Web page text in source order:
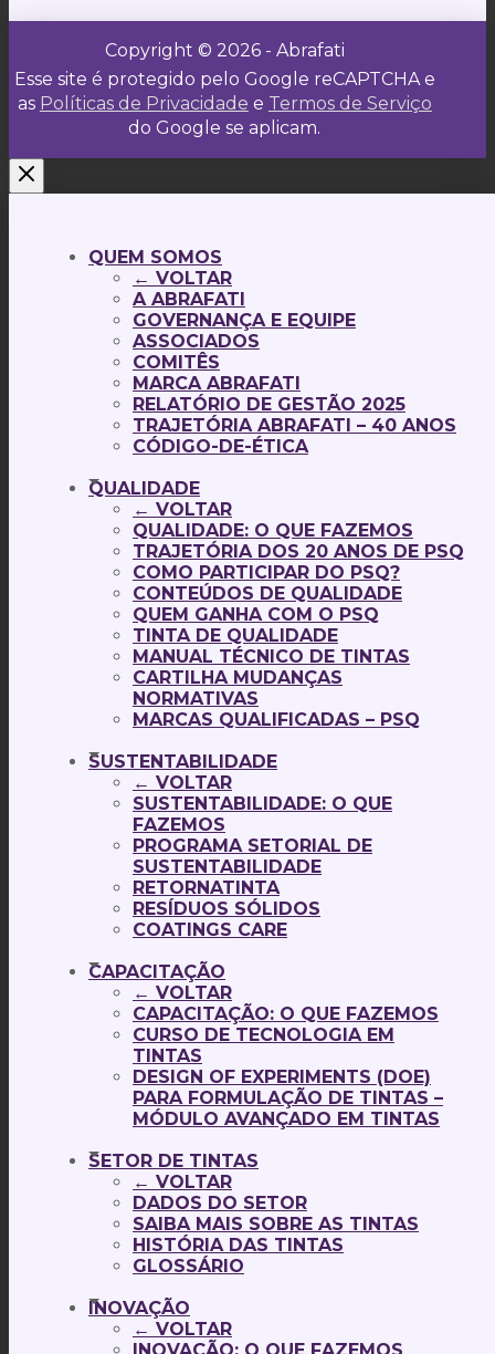
Copyright © 2026 - Abrafati
Esse site é protegido pelo Google reCAPTCHA e
as Políticas de Privacidade e Termos de Serviço
do Google se aplicam.
QUEM SOMOS
← VOLTAR
A ABRAFATI
GOVERNANÇA E EQUIPE
ASSOCIADOS
COMITÊS
MARCA ABRAFATI
RELATÓRIO DE GESTÃO 2025
TRAJETÓRIA ABRAFATI – 40 ANOS
CÓDIGO-DE-ÉTICA
QUALIDADE
← VOLTAR
QUALIDADE: O QUE FAZEMOS
TRAJETÓRIA DOS 20 ANOS DE PSQ
COMO PARTICIPAR DO PSQ?
CONTEÚDOS DE QUALIDADE
QUEM GANHA COM O PSQ
TINTA DE QUALIDADE
MANUAL TÉCNICO DE TINTAS
CARTILHA MUDANÇAS
NORMATIVAS
MARCAS QUALIFICADAS – PSQ
SUSTENTABILIDADE
← VOLTAR
SUSTENTABILIDADE: O QUE
FAZEMOS
PROGRAMA SETORIAL DE
SUSTENTABILIDADE
RETORNATINTA
RESÍDUOS SÓLIDOS
COATINGS CARE
CAPACITAÇÃO
← VOLTAR
CAPACITAÇÃO: O QUE FAZEMOS
CURSO DE TECNOLOGIA EM
TINTAS
DESIGN OF EXPERIMENTS (DOE)
PARA FORMULAÇÃO DE TINTAS –
MÓDULO AVANÇADO EM TINTAS
SETOR DE TINTAS
← VOLTAR
DADOS DO SETOR
SAIBA MAIS SOBRE AS TINTAS
HISTÓRIA DAS TINTAS
GLOSSÁRIO
INOVAÇÃO
← VOLTAR